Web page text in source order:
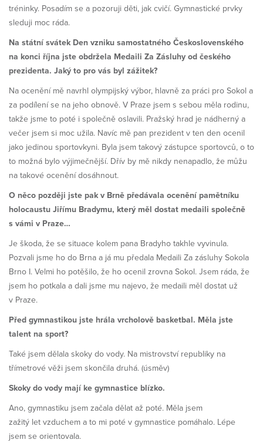
tréninky. Posadím se a pozoruji děti, jak cvičí. Gymnastické prvky
sleduji moc ráda.
Na státní svátek Den vzniku samostatného Československého
na konci října jste obdržela Medaili Za Zásluhy od českého
prezidenta. Jaký to pro vás byl zážitek?
Na ocenění mě navrhl olympijský výbor, hlavně za práci pro Sokol a
za podílení se na jeho obnově. V Praze jsem s sebou měla rodinu,
takže jsme to poté i společně oslavili. Pražský hrad je nádherný a
večer jsem si moc užila. Navíc mě pan prezident v ten den ocenil
jako jedinou sportovkyni. Byla jsem takový zástupce sportovců, o to
to možná bylo výjimečnější. Dřív by mě nikdy nenapadlo, že můžu
na takové ocenění dosáhnout.
O něco později jste pak v Brně předávala ocenění pamětníku
holocaustu Jiřímu Bradymu, který měl dostat medaili společně
s vámi v Praze…
Je škoda, že se situace kolem pana Bradyho takhle vyvinula.
Pozvali jsme ho do Brna a já mu předala Medaili Za zásluhy Sokola
Brno I. Velmi ho potěšilo, že ho ocenil zrovna Sokol. Jsem ráda, že
jsem ho potkala a dali jsme mu najevo, že medaili měl dostat už
v Praze.
Před gymnastikou jste hrála vrcholově basketbal. Měla jste
talent na sport?
Také jsem dělala skoky do vody. Na mistrovství republiky na
třímetrové věži jsem skončila druhá. (úsměv)
Skoky do vody mají ke gymnastice blízko.
Ano, gymnastiku jsem začala dělat až poté. Měla jsem
zažitý let vzduchem a to mi poté v gymnastice pomáhalo. Lépe
jsem se orientovala.